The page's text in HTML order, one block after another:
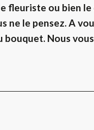
fleuriste ou bien
ne le pensez. A
Nous